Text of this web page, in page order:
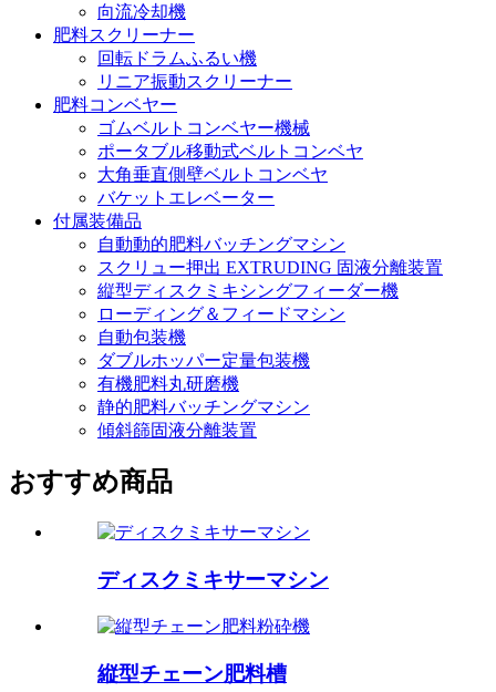
向流冷却機
肥料スクリーナー
回転ドラムふるい機
リニア振動スクリーナー
肥料コンベヤー
ゴムベルトコンベヤー機械
ポータブル移動式ベルトコンベヤ
大角垂直側壁ベルトコンベヤ
バケットエレベーター
付属装備品
自動動的肥料バッチングマシン
スクリュー押出 EXTRUDING 固液分離装置
縦型ディスクミキシングフィーダー機
ローディング＆フィードマシン
自動包装機
ダブルホッパー定量包装機
有機肥料丸研磨機
静的肥料バッチングマシン
傾斜篩固液分離装置
おすすめ商品
ディスクミキサーマシン
縦型チェーン肥料槽